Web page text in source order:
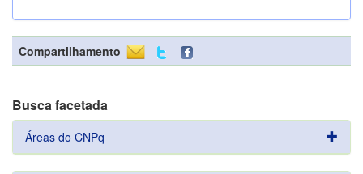
Compartilhamento
Busca facetada
Áreas do CNPq